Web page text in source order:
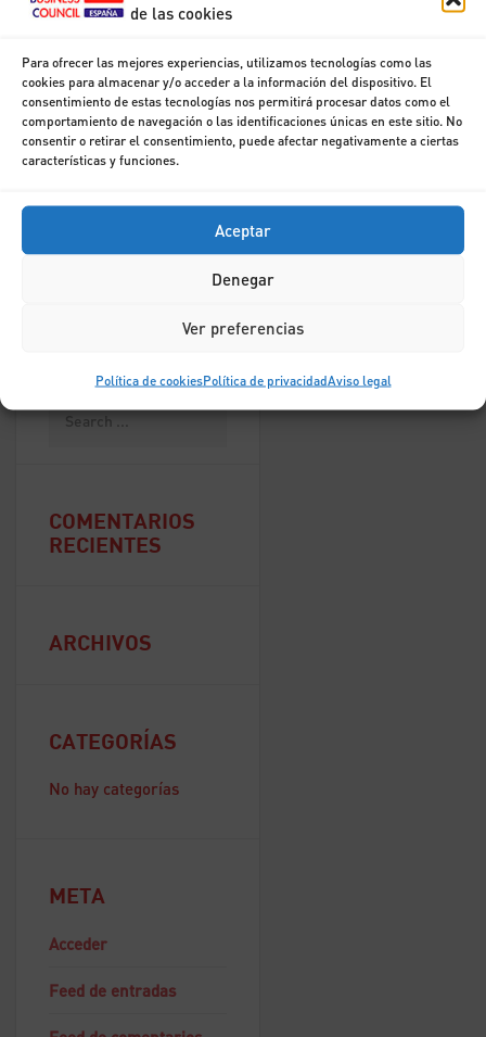
de las cookies
Para ofrecer las mejores experiencias, utilizamos tecnologías como las
cookies para almacenar y/o acceder a la información del dispositivo. El
consentimiento de estas tecnologías nos permitirá procesar datos como el
comportamiento de navegación o las identificaciones únicas en este sitio. No
consentir o retirar el consentimiento, puede afectar negativamente a ciertas
características y funciones.
Aceptar
Denegar
Ver preferencias
Política de cookiesPolítica de privacidadAviso legal
Anthony
COMENTARIOS
RECIENTES
ARCHIVOS
CATEGORÍAS
No hay categorías
META
Acceder
Feed de entradas